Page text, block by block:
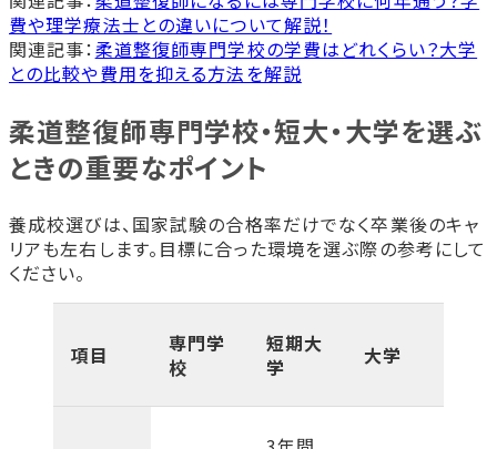
費や理学療法士との違いについて解説！
関連記事：柔道整復師専門学校の学費はどれくらい？大学
との比較や費用を抑える方法を解説
柔道整復師専門学校・短大・大学を選ぶ
ときの重要なポイント
養成校選びは、国家試験の合格率だけでなく卒業後のキャ
リアも左右します。目標に合った環境を選ぶ際の参考にして
ください。
項目
専門学
校
短期大
学
大学